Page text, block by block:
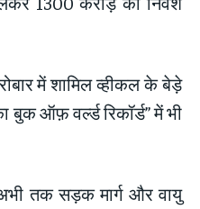
में शामिल व्हीकल के बेड़े
बुक ऑफ़ वर्ल्ड रिकॉर्ड” में भी
तक सड़क मार्ग और वायु